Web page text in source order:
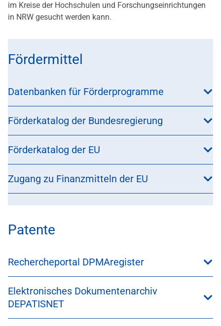
im Kreise der Hochschulen und Forschungseinrichtungen
in NRW gesucht werden kann.
Fördermittel
Datenbanken für Förderprogramme
Förderkatalog der Bundesregierung
Förderkatalog der EU
Zugang zu Finanzmitteln der EU
Patente
Rechercheportal DPMAregister
Elektronisches Dokumentenarchiv
DEPATISNET